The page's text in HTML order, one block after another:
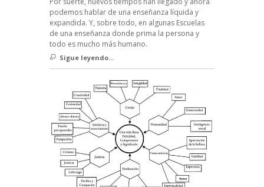
podemos hablar de una enseñanza líquida y
expandida. Y, sobre todo, en algunas Escuelas
de una enseñanza donde prima la persona y
todo es mucho más humano.
Sigue leyendo...